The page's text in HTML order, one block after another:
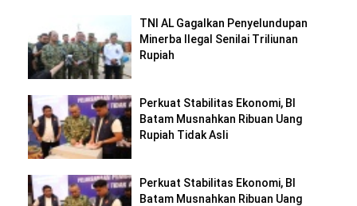
TNI AL Gagalkan Penyelundupan
Minerba Ilegal Senilai Triliunan
Rupiah
Perkuat Stabilitas Ekonomi, BI
Batam Musnahkan Ribuan Uang
Rupiah Tidak Asli
Perkuat Stabilitas Ekonomi, BI
Batam Musnahkan Ribuan Uang